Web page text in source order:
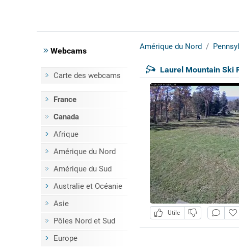
Webcams
Carte des webcams
France
Canada
Afrique
Amérique du Nord
Amérique du Sud
Australie et Océanie
Asie
Pôles Nord et Sud
Europe
Amérique du Nord
Laurel Mountain Ski
Utile